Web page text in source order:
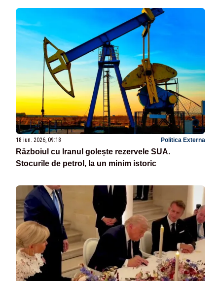
18 iun. 2026, 09:18 Politica Externa
Războiul cu Iranul golește rezervele SUA.
Stocurile de petrol, la un minim istoric